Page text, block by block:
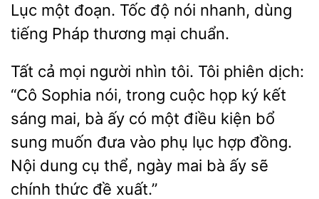
Lục một đoạn. Tốc độ nói nhanh, dùng
tiếng Pháp thương mại chuẩn.
Tất cả mọi người nhìn tôi. Tôi phiên dịch:
“Cô Sophia nói, trong cuộc họp ký kết
sáng mai, bà ấy có một điều kiện bổ
sung muốn đưa vào phụ lục
đồng.
Nội dung cụ thể, ngày
bà ấy sẽ
chính
đề xuất.”